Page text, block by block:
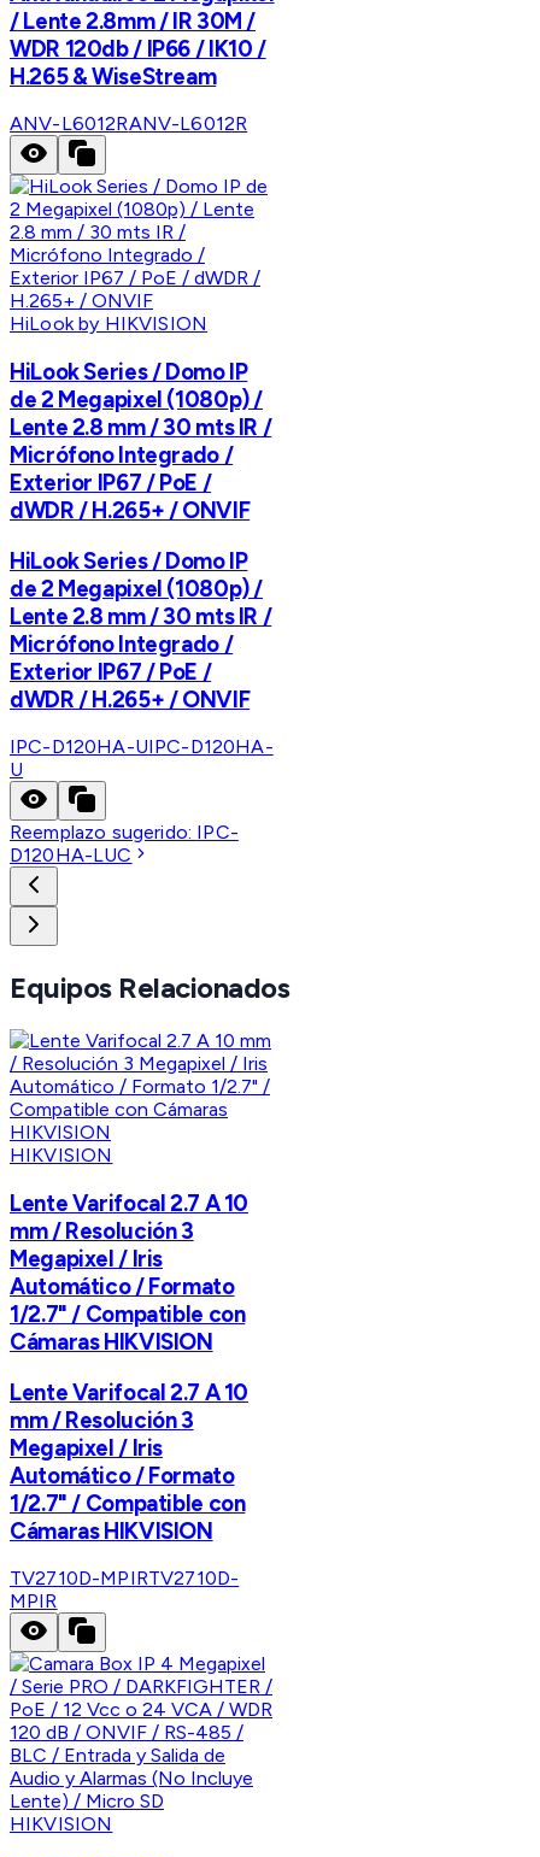
/ Lente 2.8mm / IR 30M /
WDR 120db / IP66 / IK10 /
H.265 & WiseStream
ANV-L6012RANV-L6012R
HiLook by HIKVISION
HiLook Series / Domo IP
de 2 Megapixel (1080p) /
Lente 2.8 mm / 30 mts IR /
Micrófono Integrado /
Exterior IP67 / PoE /
dWDR / H.265+ / ONVIF
HiLook Series / Domo IP
de 2 Megapixel (1080p) /
Lente 2.8 mm / 30 mts IR /
Micrófono Integrado /
Exterior IP67 / PoE /
dWDR / H.265+ / ONVIF
IPC-D120HA-UIPC-D120HA-
U
Reemplazo sugerido: IPC-
D120HA-LUC
Equipos Relacionados
HIKVISION
Lente Varifocal 2.7 A 10
mm / Resolución 3
Megapixel / Iris
Automático / Formato
1/2.7" / Compatible con
Cámaras HIKVISION
Lente Varifocal 2.7 A 10
mm / Resolución 3
Megapixel / Iris
Automático / Formato
1/2.7" / Compatible con
Cámaras HIKVISION
TV2710D-MPIRTV2710D-
MPIR
HIKVISION